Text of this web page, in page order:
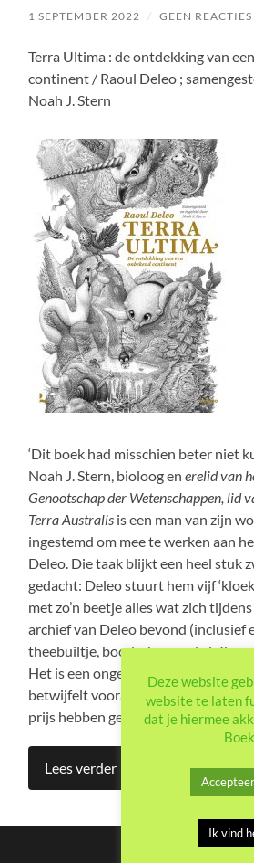
1 SEPTEMBER 2022 / GEEN REACTIES
Terra Ultima : de ontdekking van
continent / Raoul Deleo ;
Noah J. Stern
‘Dit boek had misschien beter niet
Noah J. Stern, bioloog enerelid van
Genootschap der Wetenschappen, lid
Terra Australis is een man van zijn
ingestemd om mee te werken aan
Deleo. Die taak blijkt een heel stuk
gedacht: Deleo stuurt hem vijf
met zo’n beetje alles wat zich
archief van Deleo bevond (inclusief
theebuiltje, boodschappenbriefjes,
Het is een ongeorganiseerde bende.
betwijfelt vooral, als zijn werk klaar
prijs hebben gegeven.
Lees verder
Deze website
website te laten
dat je hiermee
Ik vind